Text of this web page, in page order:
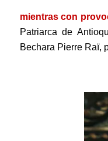
mientras con
Patriarca de
Bechara Pierre Raï,